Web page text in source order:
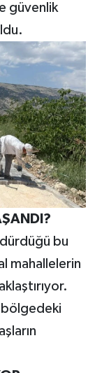
güvenlik
bu
mahallelerin
bölgedeki